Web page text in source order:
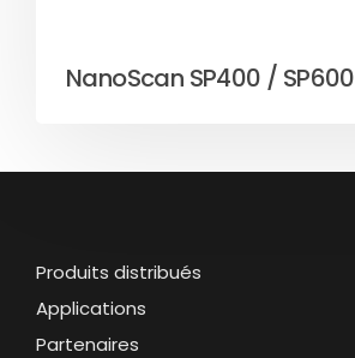
NanoScan SP400 / SP600
Produits distribués
Applications
Partenaires